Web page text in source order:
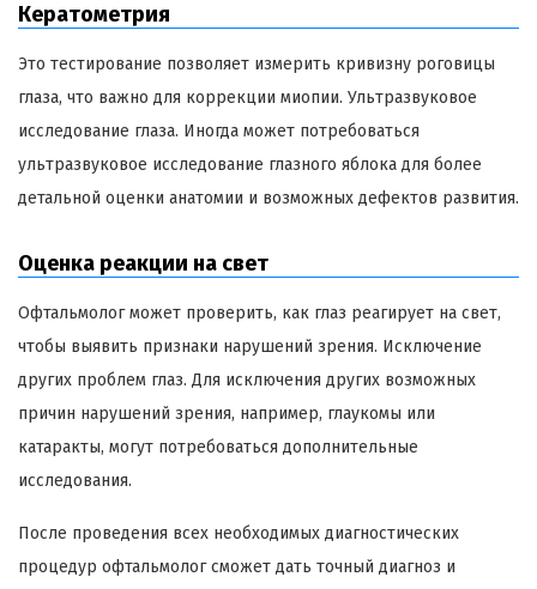
Кератометрия
Это тестирование позволяет измерить кривизну роговицы
глаза, что важно для коррекции миопии. Ультразвуковое
исследование глаза. Иногда может потребоваться
ультразвуковое исследование глазного яблока для более
детальной оценки анатомии и возможных дефектов развития.
Оценка реакции на свет
Офтальмолог может проверить, как глаз реагирует на свет,
чтобы выявить признаки нарушений зрения. Исключение
других проблем глаз. Для исключения других возможных
причин нарушений зрения, например, глаукомы или
катаракты, могут потребоваться дополнительные
исследования.
После проведения всех необходимых диагностических
процедур офтальмолог сможет дать точный диагноз и